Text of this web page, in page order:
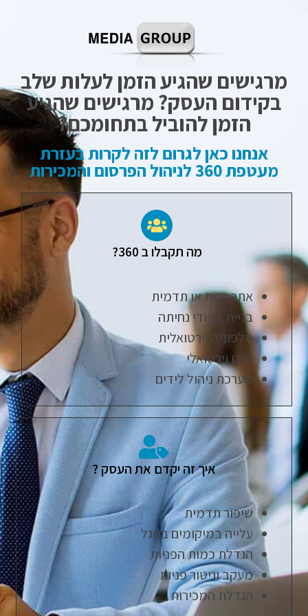
מרגישים שהגיע הזמן לעלות שלב
בקידום העסק? מרגישים שהגיע
הזמן להוביל בתחומכם?
אנחנו כאן לגרום לזה לקרות בעזרת
מעטפת 360 לניהול הפרסום והמכירות
מה תקבלו ב 360?
אתר חנות או תדמית
בניית עמודי נחיתה
טלפוניה וירטואלית
סוכן וירטואלי
מערכת ניהול לידים
איך זה יקדם את העסק ?
שיפור תדמית
עלייה במיקומים בגוגל
הגדלת כמות הפניות
מעקב וניטור פניות
הגדלת המכירות